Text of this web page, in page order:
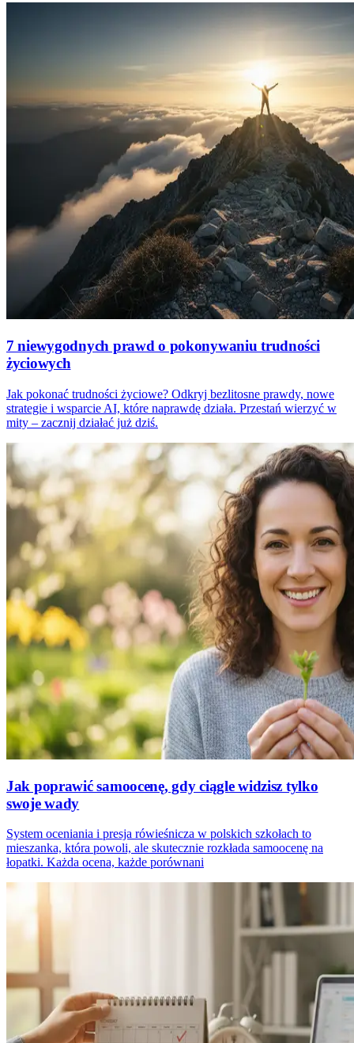
7 niewygodnych prawd o pokonywaniu trudności
życiowych
Jak pokonać trudności życiowe? Odkryj bezlitosne prawdy, nowe
strategie i wsparcie AI, które naprawdę działa. Przestań wierzyć w
mity – zacznij działać już dziś.
Jak poprawić samoocenę, gdy ciągle widzisz tylko
swoje wady
System oceniania i presja rówieśnicza w polskich szkołach to
mieszanka, która powoli, ale skutecznie rozkłada samoocenę na
łopatki. Każda ocena, każde porównani